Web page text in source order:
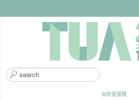
搜
尋
😷防疫提醒